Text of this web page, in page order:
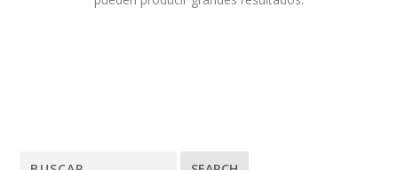
Search